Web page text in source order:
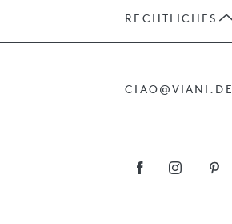
RECHTLICHES
CIAO@VIANI.DE